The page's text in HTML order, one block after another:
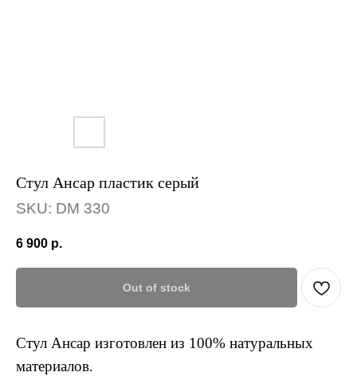
Стул Ансар пластик серый
SKU: DM 330
6 900 р.
Out of stock
Стул Ансар изготовлен из 100% натуральных
материалов.